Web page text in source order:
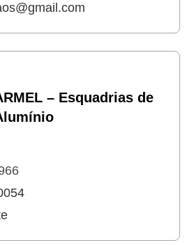
– Esquadrias de